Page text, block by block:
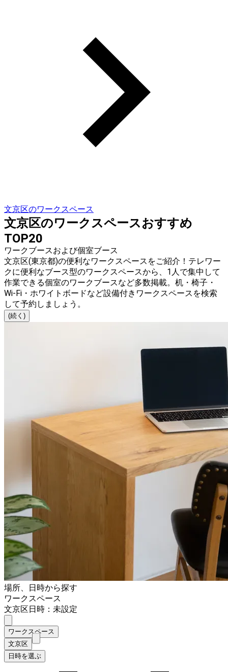
文京区のワークスペース
文京区のワークスペースおすすめ
TOP20
ワークブースおよび個室ブース
文京区(東京都)の便利なワークスペースをご紹介！テレワー
クに便利なブース型のワークスペースから、1人で集中して
作業できる個室のワークブースなど多数掲載。机・椅子・
Wi-Fi・ホワイトボードなど設備付きワークスペースを検索
して予約しましょう。
(続く)
場所、日時から探す
ワークスペース
文京区日時：未設定
ワークスペース
文京区
日時を選ぶ